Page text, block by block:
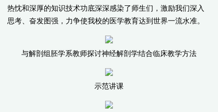
热忱和深厚的知识技术功底深深感染了师生们，激励我们深入
思考、奋发图强，力争使我校的医学教育达到世界一流水准。
与解剖组胚学系教师探讨神经解剖学结合临床教学方法
示范讲课